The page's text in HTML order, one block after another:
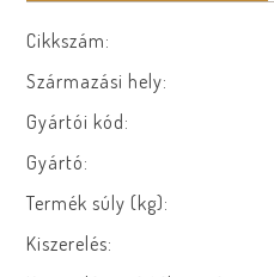
Cikkszám:
Származási hely:
Gyártói kód:
Gyártó:
Termék súly (kg):
Kiszerelés: